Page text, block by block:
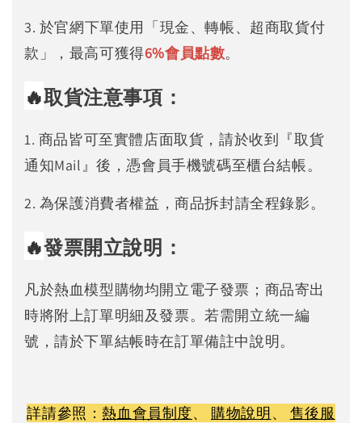
3. 於官網下單使用「現金、轉帳、超商取貨付
款」，最高可獲得6%會員點數。
🔥取貨注意事項：
1. 商品皆可至實體店面取貨，請於收到『取貨
通知Mail』後，憑會員手機號碼至櫃台結帳。
2. 為保護消費者權益，商品拆封請全程錄影。
🔥發票開立說明：
凡於熱血模型購物均開立電子發票；商品寄出
時將附上訂單明細及發票。若需開立統一編
號，請於下單結帳時在訂單備註中說明。
詳請參照：熱血會員制度、 購物說明、 售後服